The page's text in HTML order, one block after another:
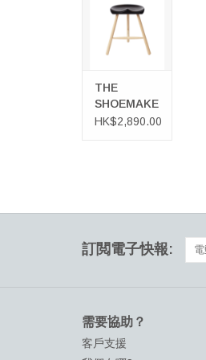
穿鞋椅 (49厘米
高)
加入購物車
THE
SHOEMAKER
穿鞋椅 (49
HK$2,890.00
訂閲電子快報:
需要協助？
客戶支援